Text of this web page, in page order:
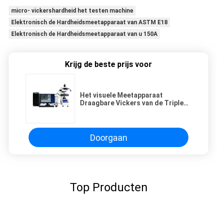
micro- vickershardheid het testen machine
Elektronisch de Hardheidsmeetapparaat van ASTM E18
Elektronisch de Hardheidsmeetapparaat van u 150A
Krijg de beste prijs voor
Het visuele Meetapparaat
Draagbare Vickers van de Triplex
Doorgaan
Top Producten